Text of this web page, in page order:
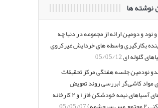
نوشته ها
نود و دومین ارائه از مجموعه در دنیا چه
بکارگیری واسطه های خردایش غیرکروی
گلوله ای05/05/12
نودمین جلسه هفتگی مرکز تحقیقات
مواد کاشی‌گر (بررسی روند تعویض
آسترهای آسیاهای نیمه خودشکن فاز ۱ و ۲ کارخانه